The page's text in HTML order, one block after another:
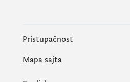
Pristupačnost
Mapa sajta